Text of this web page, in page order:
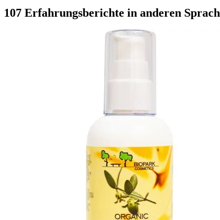
107 Erfahrungsberichte in anderen